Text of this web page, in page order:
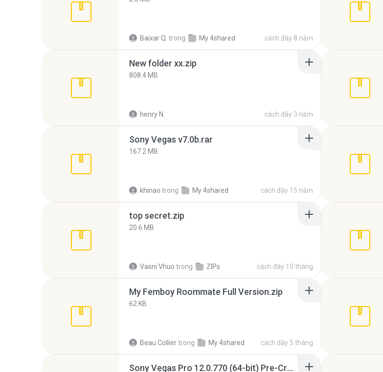
Baixar Q. trong My 4shared cách đây 8 năm
New folder xx.zip
808.4 MB
henry N. cách đây 3 năm
Sony Vegas v7.0b.rar
167.2 MB
khinao trong My 4shared cách đây 15 năm
top secret.zip
20.6 MB
Vasni Vhuo trong ZIPs cách đây 10 tháng
My Femboy Roommate Full Version.zip
62 KB
Beau Colliertrong My 4shared cách đây 5 tháng
Sony Vegas Pro 12.0.770 (64-bit) Pre-Cracked.zip